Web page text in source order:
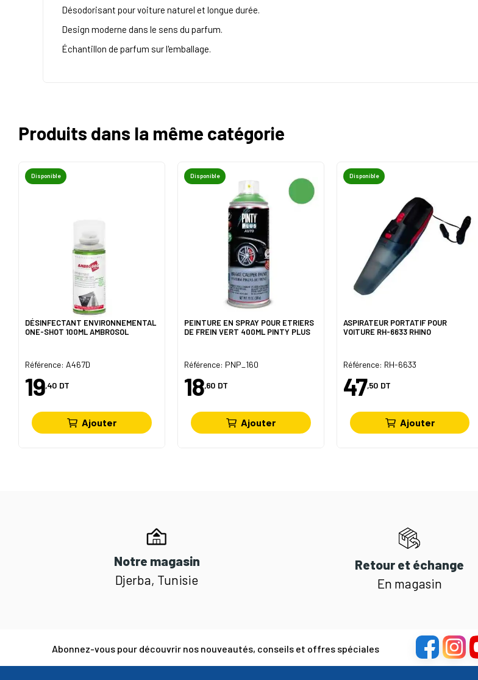
Désodorisant pour voiture naturel et longue durée.
Design moderne dans le sens du parfum.
Échantillon de parfum sur l'emballage.
Produits dans la même catégorie
Disponible
DÉSINFECTANT ENVIRONNEMENTAL
ONE-SHOT 100ML AMBROSOL
Référence: A467D
19,40 DT
Ajouter
Disponible
PEINTURE EN SPRAY POUR ETRIERS
DE FREIN VERT 400ML PINTY PLUS
Référence: PNP_160
18,60 DT
Ajouter
Disponible
ASPIRATEUR PORTATIF POUR
VOITURE RH-6633 RHINO
Référence: RH-6633
47,50 DT
Ajouter
Notre magasin
Djerba, Tunisie
Retour et échange
En magasin
Abonnez-vous pour découvrir nos nouveautés, conseils et offres spéciales